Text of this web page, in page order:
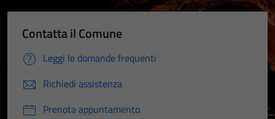
Contatta il Comune
Leggi le domande frequenti
Richiedi assistenza
Prenota appuntamento